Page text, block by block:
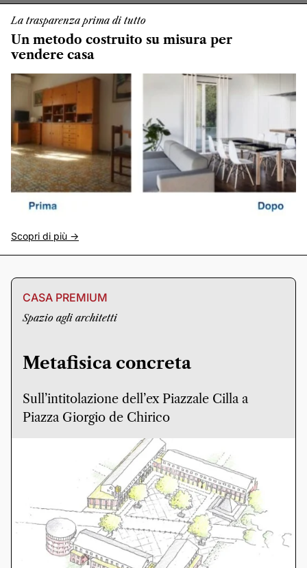
La trasparenza prima di tutto
Un metodo costruito su misura per
vendere casa
Scopri di più ->
CASA PREMIUM
Spazio agli architetti
Metafisica concreta
Sull’intitolazione dell’ex Piazzale Cilla a
Piazza Giorgio de Chirico